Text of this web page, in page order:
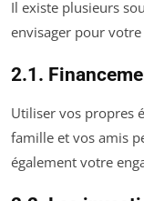
Il existe plusieurs
envisager pour
2.1.
Utiliser vos propres
famille et vos amis
également votre